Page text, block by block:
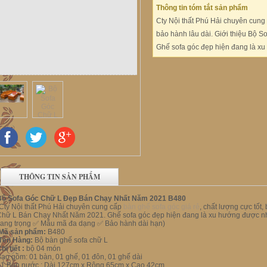
Thông tin tóm tắt sản phẩm
Cty Nội thất Phú Hải chuyên
bảo hành lâu dài. Giới thiệu Bộ
Ghế sofa góc đẹp hiện đang là
THÔNG TIN SẢN PHẨM
Sofa Góc Chữ L Đẹp Bán Chạy Nhất Năm 2021 B480
Nội thất Phú Hải chuyên cung cấp
, chất lượng cực
L Bán Chạy Nhất Năm 2021. Ghế sofa góc đẹp hiện đang là xu hướng được
trọng ✅ Mẫu mã đa dạng ✅ Bảo hành dài hạn)
sản phẩm: B480
Hàng: Bộ bàn ghế sofa chữ L
tiết : bộ 04 món
gồm: 01 bàn, 01 ghế, 01 đôn, 01 ghế dài
Bàn nước : Dài 127cm x Rộng 65cm x Cao 42cm